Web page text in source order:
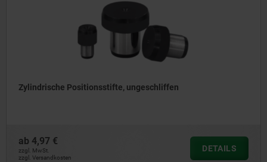
Zylindrische Positionsstifte, ungeschliffen
ab 4,97 €
zzgl. MwSt.
zzgl. Versandkosten
DETAILS